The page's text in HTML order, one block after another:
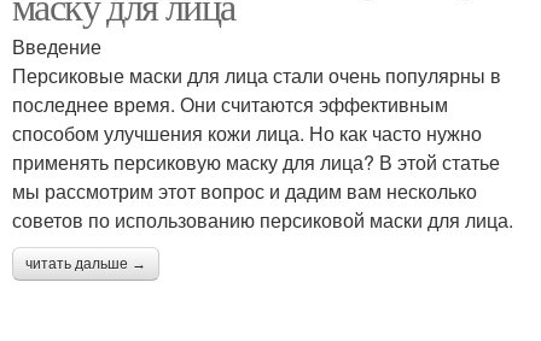
Введение
Персиковые маски для лица стали очень популярны в
последнее время. Они считаются эффективным
способом улучшения кожи лица. Но как часто нужно
применять персиковую маску для лица? В этой статье
мы рассмотрим этот вопрос и дадим вам несколько
советов по использованию персиковой маски для лица.
читать дальше →